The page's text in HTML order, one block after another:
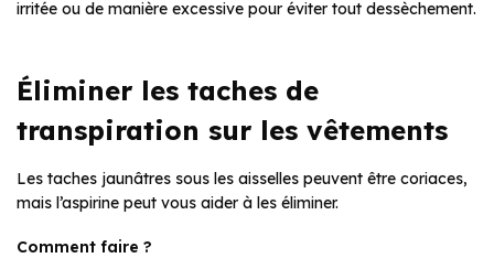
irritée ou de manière excessive pour éviter tout dessèchement.
Éliminer les taches de
transpiration sur les vêtements
Les taches jaunâtres sous les aisselles peuvent être coriaces,
mais l’aspirine peut vous aider à les éliminer.
Comment faire ?